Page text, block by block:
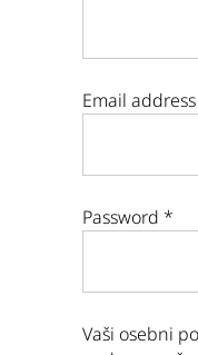
Email address
Password *
Vaši osebni